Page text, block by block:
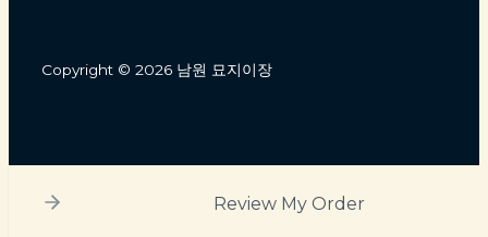
Copyright © 2026 남원 묘지이장
Review My Order